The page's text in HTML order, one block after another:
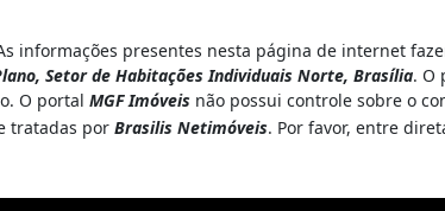
informações presentes nesta página de internet
Setor de Habitações Individuais Norte, Brasília. O
O portal MGF Imóveis não possui controle sobre o
tratadas por Brasilis Netimóveis. Por favor, entre